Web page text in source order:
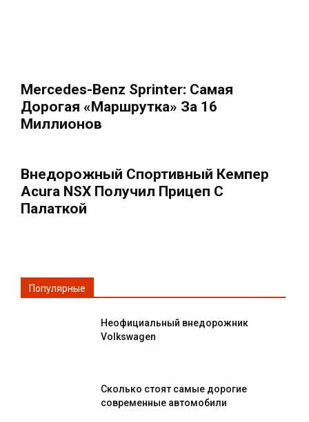
Mercedes-Benz Sprinter: Самая
Дорогая «маршрутка» За 16
Миллионов
Внедорожный Спортивный Кемпер
Acura NSX Получил Прицеп С
Палаткой
Популярные
Неофициальный внедорожник
Volkswagen
Сколько стоят самые дорогие
современные автомобили